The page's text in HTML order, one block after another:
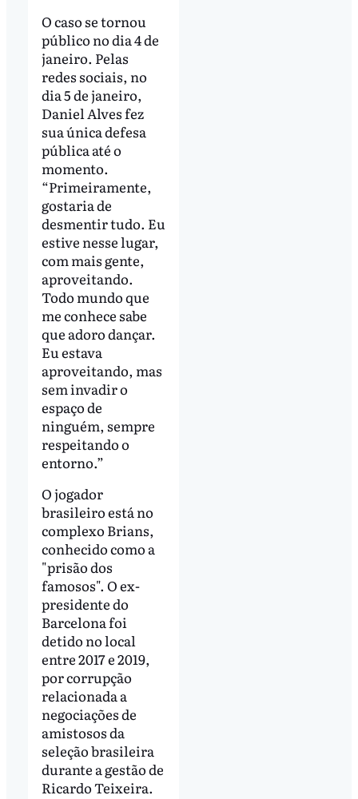
O caso se tornou
público no dia 4 de
janeiro. Pelas
redes sociais, no
dia 5 de janeiro,
Daniel Alves fez
sua única defesa
pública até o
momento.
“Primeiramente,
gostaria de
desmentir tudo. Eu
estive nesse lugar,
com mais gente,
aproveitando.
Todo mundo que
me conhece sabe
que adoro dançar.
Eu estava
aproveitando, mas
sem invadir o
espaço de
ninguém, sempre
respeitando o
entorno.”
O jogador
brasileiro está no
complexo Brians,
conhecido como a
"prisão dos
famosos". O ex-
presidente do
Barcelona foi
detido no local
entre 2017 e 2019,
por corrupção
relacionada a
negociações de
amistosos da
seleção brasileira
durante a gestão de
Ricardo Teixeira.